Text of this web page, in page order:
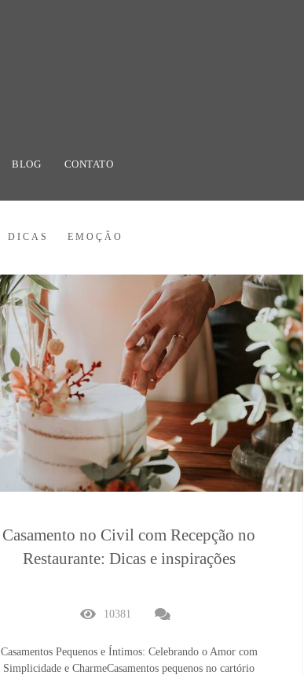
BLOG CONTATO
DICAS EMOÇÃO
Casamento no Civil com Recepção no
Restaurante: Dicas e inspirações
10381
Casamentos Pequenos e Íntimos: Celebrando o Amor com
Simplicidade e CharmeCasamentos pequenos no cartório